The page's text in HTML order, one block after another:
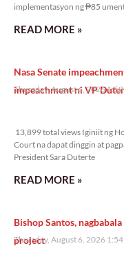
implementasyon ng ₱85
READ MORE »
Nasa Senate
impeachment ni VP
Thursday, August 6, 2026
13,899 total views Iginiit ng
Court na dapat dinggin at
President Sara Duterte
READ MORE »
Bishop Santos,
project
Thursday, August 6, 2026